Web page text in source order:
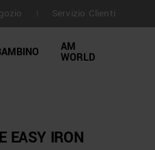
Servizio Clienti
AM
WORLD
EASY IRON